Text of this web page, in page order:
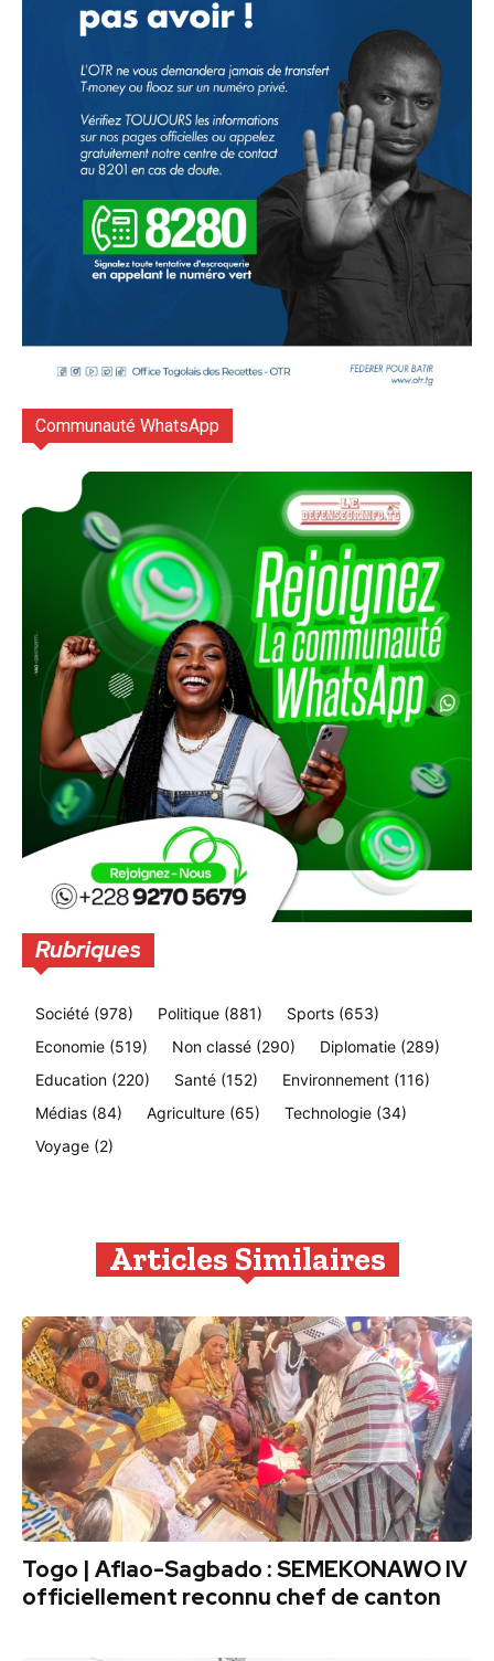
Communauté WhatsApp
Rubriques
Société (978) Politique (881) Sports (653)
Economie (519) Non classé (290) Diplomatie (289)
Education (220) Santé (152) Environnement (116)
Médias (84) Agriculture (65) Technologie (34)
Voyage (2)
Articles Similaires
Togo | Aflao-Sagbado : SEMEKONAWO IV
officiellement reconnu chef de canton